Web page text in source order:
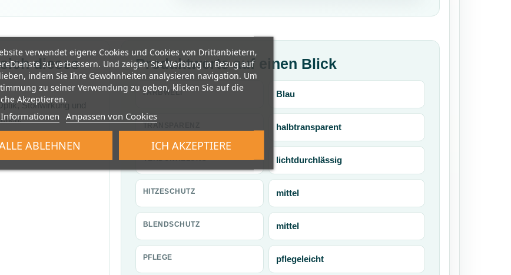
dieses
Stoffwirkung und
besonders hilfreich,
und optisch sauber
Produktwerte auf einen Blick
FARBWELT Blau
halbtransparent
VERDUNKELUNG lichtdurchlässig
HITZESCHUTZ mittel
BLENDSCHUTZ mittel
PFLEGE pflegeleicht
verwendet eigene Cookies und Cookies von Drittanbietern,
zu verbessern. Und zeigen Sie Werbung in Bezug auf
indem Sie Ihre Gewohnheiten analysieren navigation. Um
zu seiner Verwendung zu geben, klicken Sie auf die
Akzeptieren.
Anpassen von Cookies
ABLEHNEN ICH AKZEPTIERE